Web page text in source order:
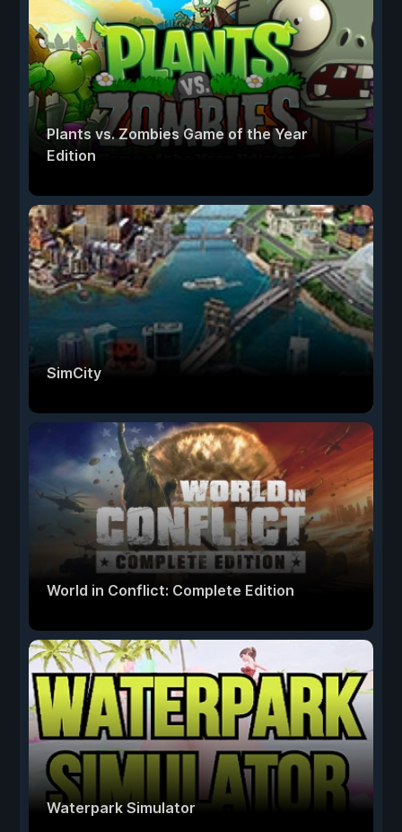
Plants vs. Zombies Game of the Year
Edition
SimCity
World in Conflict: Complete Edition
Waterpark Simulator